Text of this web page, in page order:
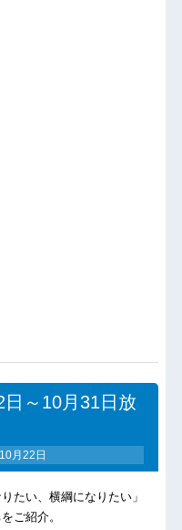
～10月31日放
月22日
たい、横綱になりたい」
ご紹介。